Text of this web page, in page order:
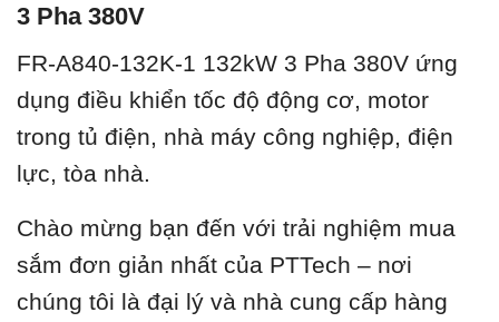
3 Pha 380V
FR-A840-132K-1 132kW 3 Pha 380V ứng
dụng điều khiển tốc độ động cơ, motor
trong tủ điện, nhà máy công nghiệp, điện
lực, tòa nhà.
Chào mừng bạn đến với trải nghiệm mua
sắm đơn giản nhất của PTTech – nơi
chúng tôi là đại lý và nhà cung cấp hàng